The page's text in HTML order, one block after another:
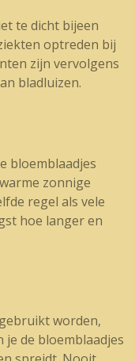
te dicht bijeen
optreden bij
zijn vervolgens
bladluizen.
bloemblaadjes
zonnige
regel als vele
hoe langer en
worden,
je de bloemblaadjes